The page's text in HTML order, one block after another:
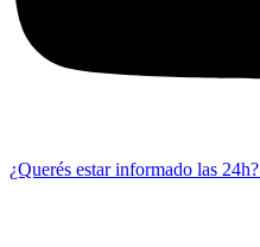
¿Querés estar informado las 24h?